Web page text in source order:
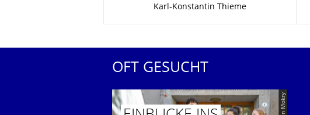
Karl-Konstantin Thieme
OFT GESUCHT